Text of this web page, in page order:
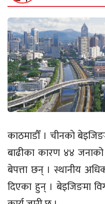
काठमाडौँ । चीनकाे
बाढीका कारण ४४
बेपत्ता छन् । स्थानीय
दिएका हुन् । बेइजिङमा